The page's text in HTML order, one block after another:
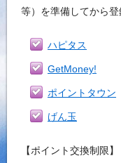
等）を準備してから登
ハピタス
GetMoney!
ポイントタウン
げん玉
【ポイント交換制限】